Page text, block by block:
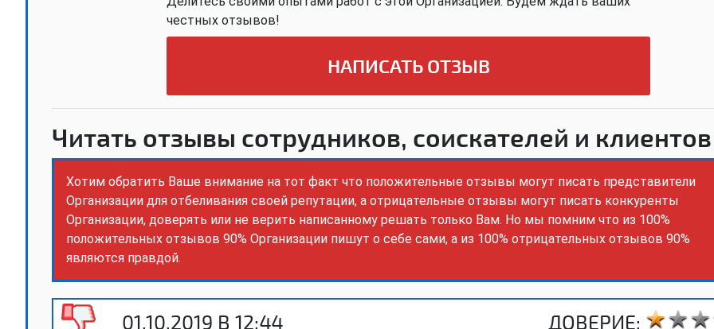
честных отзывов!
НАПИСАТЬ ОТЗЫВ
Читать отзывы сотрудников, соискателей и клиентов
Хотим обратить Ваше внимание на тот факт что положительные отзывы могут писать представители
Организации для отбеливания своей репутации, а отрицательные отзывы могут писать конкуренты
Организации, доверять или не верить написанному решать только Вам. Но мы помним что из 100%
положительных отзывов 90% Организации пишут о себе сами, а из 100% отрицательных отзывов 90%
являются правдой.
01.10.2019 В 12:44 ДОВЕРИЕ: